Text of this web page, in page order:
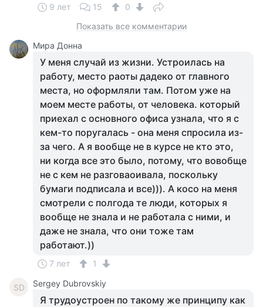
9 лет 15
0
Показать все комментарии
Мира Донна
У меня случай из жизни. Устроилась на
работу, место раоты дадеко от главного
места, но оформляли там. Потом уже на
моем месте работы, от человека. который
приехал с основного офиса узнала, что я с
кем-то поругалась - она меня спросила из-
за чего. А я вообще не в курсе не кто это,
ни когда все это было, потому, что вовобще
не с кем не разговаоивала, поскольку
бумаги подписала и все))). А косо на меня
смотрели с полгода те люди, которых я
вообще не знала и не работала с ними, и
даже не знала, что они тоже там
работают.))
7 лет 1
SD Sergey Dubrovskiy
Я трудоустроен по такому же принципу как